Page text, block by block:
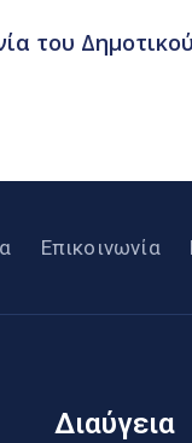
του
Επικοινωνία
Διαύγεια